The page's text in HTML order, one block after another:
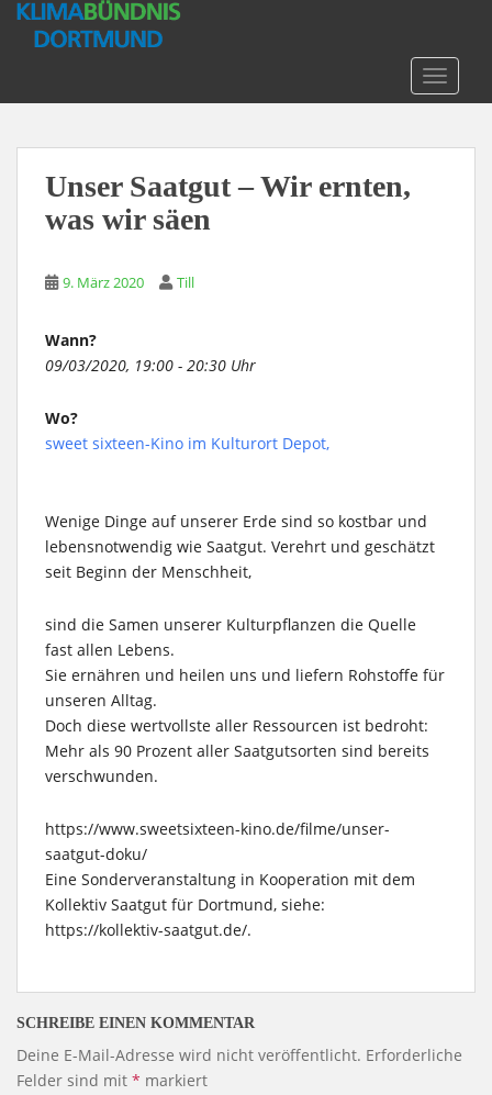
Unser Saatgut – Wir ernten,
was wir säen
9. März 2020 Till
Wann?
09/03/2020, 19:00 - 20:30 Uhr
Wo?
sweet sixteen-Kino im Kulturort Depot,
Wenige Dinge auf unserer Erde sind so kostbar und
lebensnotwendig wie Saatgut. Verehrt und geschätzt
seit Beginn der Menschheit,
sind die Samen unserer Kulturpflanzen die Quelle
fast allen Lebens.
Sie ernähren und heilen uns und liefern Rohstoffe für
unseren Alltag.
Doch diese wertvollste aller Ressourcen ist bedroht:
Mehr als 90 Prozent aller Saatgut­sorten sind bereits
verschwunden.
https://www.sweetsixteen-kino.de/filme/unser-
saatgut-doku/
Eine Sonderveranstaltung in Kooperation mit dem
Kollektiv Saatgut für Dortmund, siehe:
https://kollektiv-saatgut.de/.
SCHREIBE EINEN KOMMENTAR
Deine E-Mail-Adresse wird nicht veröffentlicht. Erforderliche
Felder sind mit * markiert